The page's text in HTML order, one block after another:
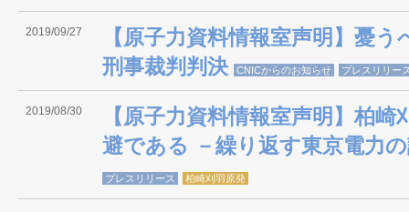
2019/09/27
【原子力資料情報室声明】憂う
刑事裁判判決
CNICからのお知らせ プレスリリー
2019/08/30
【原子力資料情報室声明】柏
避である －繰り返す東京電力
プレスリリース 柏崎刈羽原発